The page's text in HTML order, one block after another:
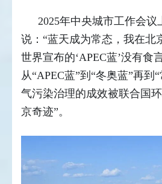
2025年中央城市工作会
说：“蓝天成为常态，我在北
世界宣布的‘APEC蓝’没有食
从“APEC蓝”到“冬奥蓝”再到
气污染治理的成效被联合国
京奇迹”。